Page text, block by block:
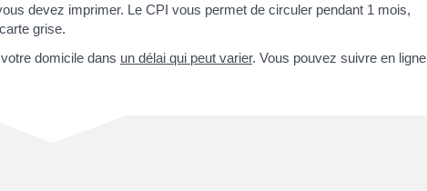
devez imprimer. Le CPI vous permet de circuler pendant 1 mois,
grise.
domicile dans un délai qui peut varier. Vous pouvez suivre en ligne